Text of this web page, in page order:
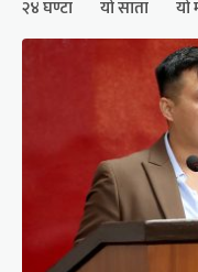
२४ घण्टा यो साता यो